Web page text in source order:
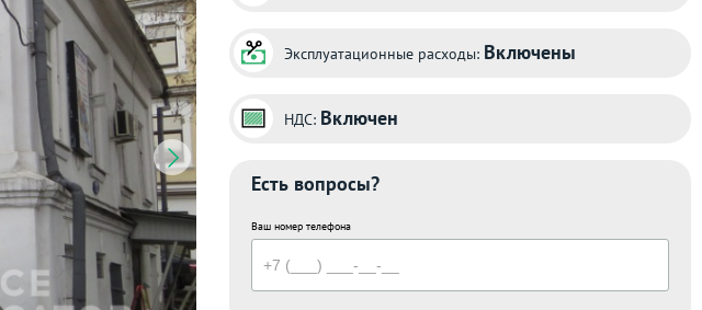
Эксплуатационные расходы: Включены
НДС: Включен
Есть вопросы?
Ваш номер телефона